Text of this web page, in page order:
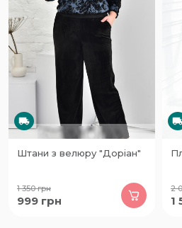
Штани з велюру "Доріан"
1 350грн
999 грн
2
1